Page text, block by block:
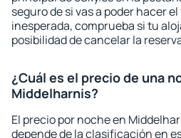
seguro de si vas a poder hacer
inesperada, comprueba si tu
posibilidad de cancelar la
¿Cuál es el precio de una
Middelharnis?
El precio por noche en
depende de la clasificación en